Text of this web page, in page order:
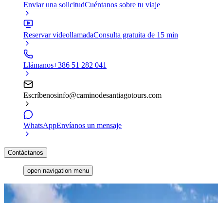
Enviar una solicitudCuéntanos sobre tu viaje
Reservar videollamadaConsulta gratuita de 15 min
Llámanos+386 51 282 041
Escríbenosinfo@caminodesantiagotours.com
WhatsAppEnvíanos un mensaje
Contáctanos
open navigation menu